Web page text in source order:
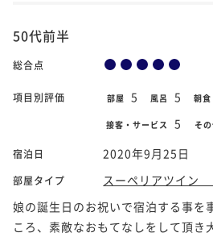
50代前半
総合点
項目別評価 部屋 5 風呂 5 朝食
接客・サービス 5 そ
宿泊日 2020年9月25日
部屋タイプ
スーペリアツイン
娘の誕生日のお祝いで宿泊する事を
ころ、素敵なおもてなしをして頂き